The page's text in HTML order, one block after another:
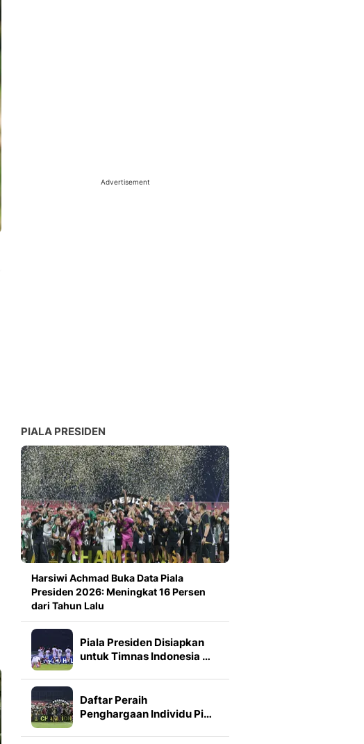
Advertisement
PIALA PRESIDEN
Harsiwi Achmad Buka Data Piala
Presiden 2026: Meningkat 16 Persen
dari Tahun Lalu
Piala Presiden Disiapkan
untuk Timnas Indonesia …
Daftar Peraih
Penghargaan Individu Pi…